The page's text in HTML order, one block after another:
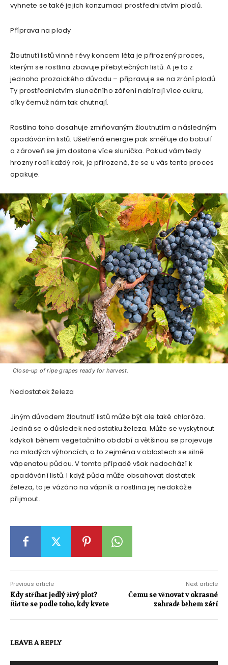
vyhnete se také jejich konzumaci prostřednictvím plodů.
Příprava na plody
Žloutnutí listů vinné révy koncem léta je přirozený proces,
kterým se rostlina zbavuje přebytečných listů. A je to z
jednoho prozaického důvodu – připravuje se na zrání plodů.
Ty prostřednictvím slunečního záření nabírají více cukru,
díky čemuž nám tak chutnají.
Rostlina toho dosahuje zmiňovaným žloutnutím a následným
opadáváním listů. Ušetřená energie pak směřuje do bobulí
a zároveň se jim dostane více sluníčka. Pokud vám tedy
hrozny rodí každý rok, je přirozené, že se u vás tento proces
opakuje.
Close-up of ripe grapes ready for harvest.
Nedostatek železa
Jiným důvodem žloutnutí listů může být ale také chloróza.
Jedná se o důsledek nedostatku železa. Může se vyskytnout
kdykoli během vegetačního období a většinou se projevuje
na mladých výhoncích, a to zejména v oblastech se silně
vápenatou půdou. V tomto případě však nedochází k
opadávání listů. I když půda může obsahovat dostatek
železa, to je vázáno na vápník a rostlina jej nedokáže
přijmout.
Previous article
Kdy stříhat jedlý živý plot?
Řiďte se podle toho, kdy kvete
Next article
Čemu se věnovat v okrasné
zahradě během září
LEAVE A REPLY